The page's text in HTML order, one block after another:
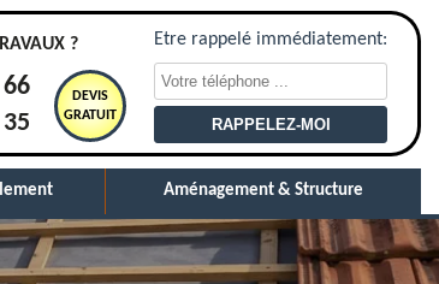
?
DEVIS
GRATUIT
Etre rappelé immédiatement:
Aménagement & Structure